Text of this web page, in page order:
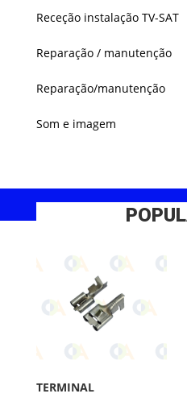
Receção instalação TV-SAT
Reparação / manutenção
Reparação/manutenção
Som e imagem
TERMINAL